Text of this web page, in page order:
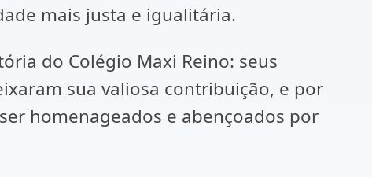
mais justa e igualitária.
do Colégio Maxi Reino: seus
sua valiosa contribuição, e por
homenageados e abençoados por